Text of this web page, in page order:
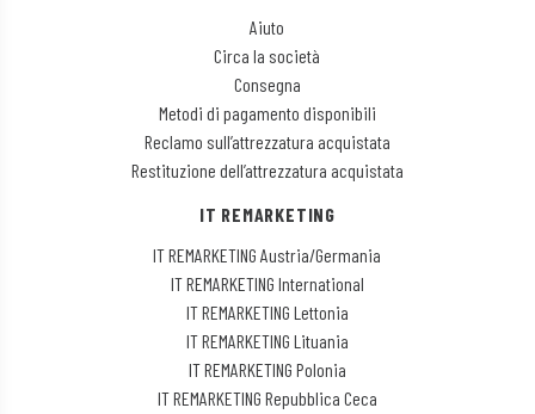
Aiuto
Circa la società
Consegna
Metodi di pagamento disponibili
Reclamo sull’attrezzatura acquistata
Restituzione dell’attrezzatura acquistata
IT REMARKETING
IT REMARKETING Austria/Germania
IT REMARKETING International
IT REMARKETING Lettonia
IT REMARKETING Lituania
IT REMARKETING Polonia
IT REMARKETING Repubblica Ceca